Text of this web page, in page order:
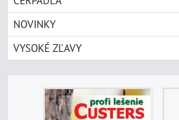
NOVINKY
VYSOKÉ ZĽAVY